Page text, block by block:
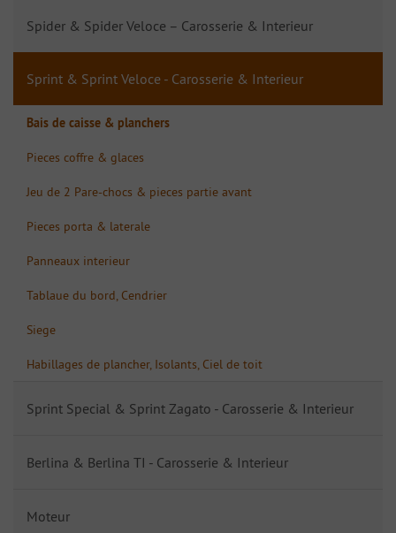
Spider & Spider Veloce – Carosserie & Interieur
Sprint & Sprint Veloce - Carosserie & Interieur
Bais de caisse & planchers
Pieces coffre & glaces
Jeu de 2 Pare-chocs & pieces partie avant
Pieces porta & laterale
Panneaux interieur
Tablaue du bord, Cendrier
Siege
Habillages de plancher, Isolants, Ciel de toit
Sprint Special & Sprint Zagato - Carosserie & Interieur
Berlina & Berlina TI - Carosserie & Interieur
Moteur